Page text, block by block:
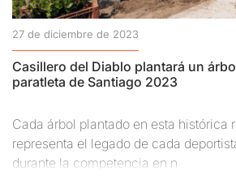
27 de diciembre de 2023
Casillero del Diablo plantará un
paratleta de Santiago 2023
Cada árbol plantado en esta histórica
representa el legado de cada
durante la competencia en n